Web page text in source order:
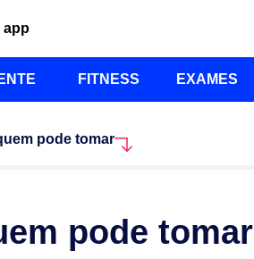
app
FITNESS EXAMES
pode tomar
pode tomar